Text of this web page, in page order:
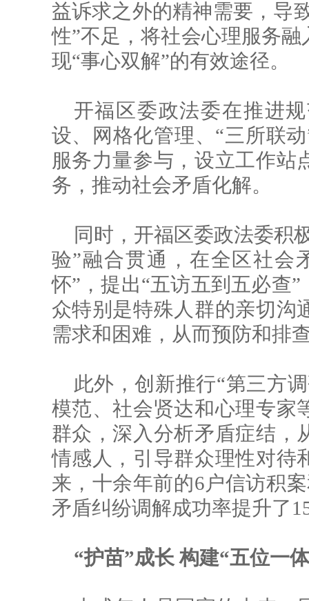
益诉求之外的精神需要，导
性”不足，将社会心理服务
现“事心双解”的有效途径。
开福区委政法委在推进
设、网格化管理、“三所联
服务力量参与，设立工作站
务，推动社会矛盾化解。
同时，开福区委政法委积
验”融合贯通，在全区社会
怀”，提出“五访五到五必查
众特别是特殊人群的亲切沟
需求和困难，从而预防和排
此外，创新推行“第三方
模范、社会贤达和心理专家
群众，深入分析矛盾症结，
情感人，引导群众理性对待
来，十余年前的6户信访积
矛盾纠纷调解成功率提升了
“护苗”成长 构建“五位一